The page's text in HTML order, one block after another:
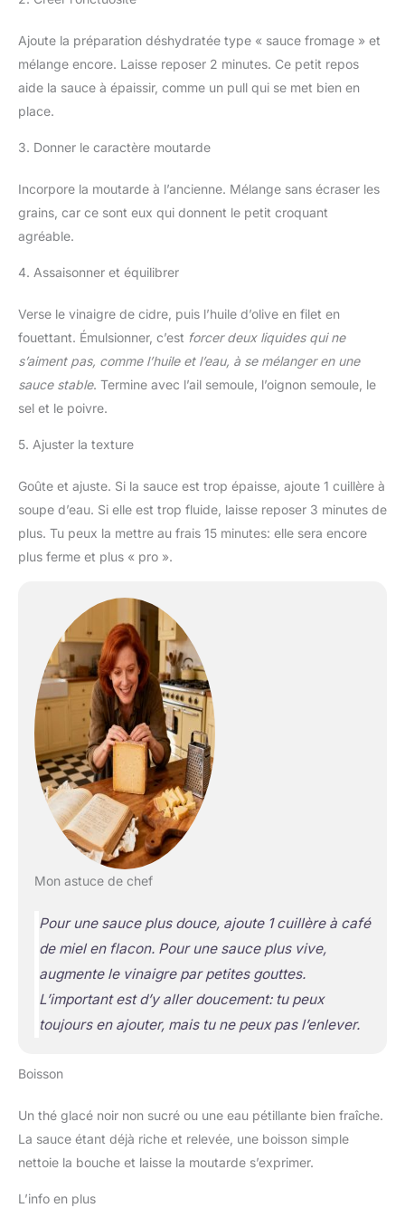
Ajoute la préparation déshydratée type « sauce fromage » et
mélange encore. Laisse reposer 2 minutes. Ce petit repos
aide la sauce à épaissir, comme un pull qui se met bien en
place.
3. Donner le caractère moutarde
Incorpore la moutarde à l’ancienne. Mélange sans écraser les
grains, car ce sont eux qui donnent le petit croquant
agréable.
4. Assaisonner et équilibrer
Verse le vinaigre de cidre, puis l’huile d’olive en filet en
fouettant. Émulsionner, c’est forcer deux liquides qui ne
s’aiment pas, comme l’huile et l’eau, à se mélanger en une
sauce stable. Termine avec l’ail semoule, l’oignon semoule, le
sel et le poivre.
5. Ajuster la texture
Goûte et ajuste. Si la sauce est trop épaisse, ajoute 1 cuillère à
soupe d’eau. Si elle est trop fluide, laisse reposer 3 minutes de
plus. Tu peux la mettre au frais 15 minutes: elle sera encore
plus ferme et plus « pro ».
Mon astuce de chef
Pour une sauce plus douce, ajoute 1 cuillère à café
de miel en flacon. Pour une sauce plus vive,
augmente le vinaigre par petites gouttes.
L’important est d’y aller doucement: tu peux
toujours en ajouter, mais tu ne peux pas l’enlever.
Boisson
Un thé glacé noir non sucré ou une eau pétillante bien fraîche.
La sauce étant déjà riche et relevée, une boisson simple
nettoie la bouche et laisse la moutarde s’exprimer.
L’info en plus